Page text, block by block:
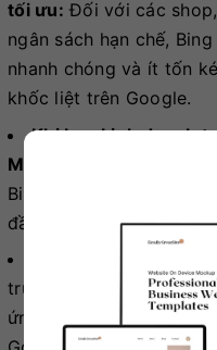
tối ưu: Đối với các
ngân sách hạn chế,
nhanh chóng và ít tốn
khốc liệt trên Google.
Khi bạn kinh doanh
Market):
Trong các thị
Bing có thể giúp bạn
đầu và thu hút khách
Khi bạn muốn giảm
trứng vào một giỏ. Đa
ứng phó tốt hơn với